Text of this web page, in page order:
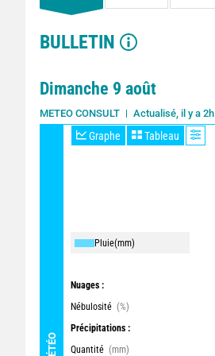
BULLETIN
Dimanche 9 août
METEO CONSULT Actualisé, il y a 2h
MÉTÉO
Graphe Tableau
Pluie(mm)
Nuages :
Nébulosité (%)
Précipitations :
Quantité (mm)